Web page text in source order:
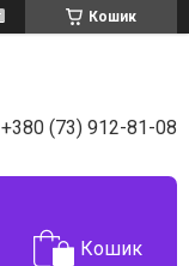
Кошик
+380 (73) 912-81-08
Кошик